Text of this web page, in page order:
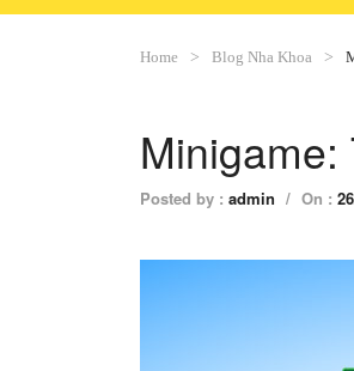
Home Blog Nha Khoa
Posted by : admin / On :